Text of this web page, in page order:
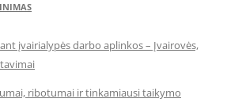
įvairialypės darbo aplinkos – Įvairovės,
ribotumai ir tinkamiausi taikymo